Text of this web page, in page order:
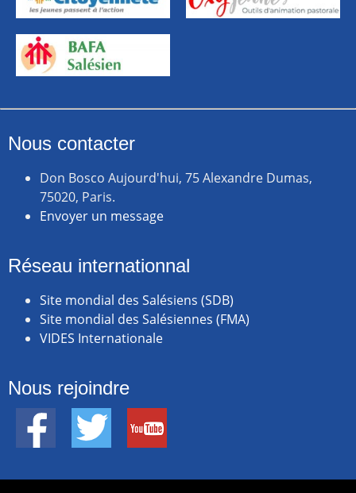
Nous contacter
Don Bosco Aujourd'hui, 75 Alexandre Dumas,
75020, Paris.
Envoyer un message
Réseau internationnal
Site mondial des Salésiens (SDB)
Site mondial des Salésiennes (FMA)
VIDES Internationale
Nous rejoindre